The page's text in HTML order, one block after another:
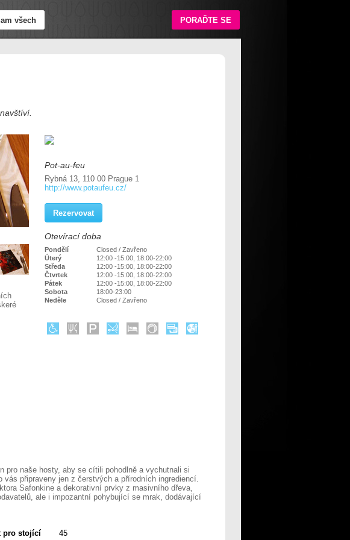
všech PORAĎTE SE
pro naše hosty, aby se cítili pohodlně a vychutnali si
připraveny jen z čerstvých a přírodních ingrediencí.
Safonkine a dekorativní prvky z masivního dřeva,
ale i impozantní pohybující se mrak, dodávající
pro stojící 45
Pot-au-feu
Rybná 13, 110 00 Prague 1
http://www.potaufeu.cz/
Rezervovat
Otevírací doba
Pondělí
Closed / Zavřeno
Úterý
12:00 -15:00, 18:00-22:00
Středa
12:00 -15:00, 18:00-22:00
Čtvrtek
12:00 -15:00, 18:00-22:00
Pátek
12:00 -15:00, 18:00-22:00
Sobota
18:00-23:00
Neděle
Closed / Zavřeno